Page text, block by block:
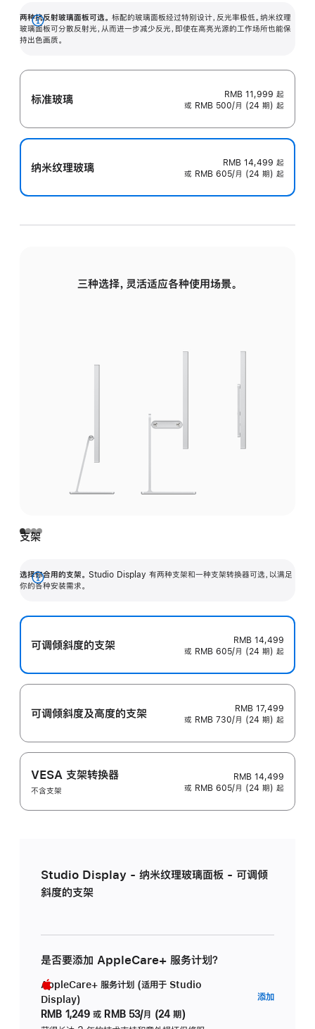
两种抗反射玻璃面板可选。 标配的玻璃面板经过特别设计，反光率极低。纳米纹理
玻璃面板可分散反射光，从而进一步减少反光，即使在高亮光源的工作场所也能保
持出色画质。
展
开
标准玻璃 RMB 11,999 起
或 RMB 500/月 (24 期) 起
纳米纹理玻璃 RMB 14,499 起
或 RMB 605/月 (24 期) 起
三种选择，灵活适应各种使用场景。
支架
选择你合用的支架。 Studio Display 有两种支架和一种支架转换器可选，以满足
你的各种安装需求。
展
可调倾斜度的支架
RMB 14,499
或 RMB 605/月 (24 期) 起
可调倾斜度及高‍度的支‍架
RMB 17,499
或 RMB 730/月 (24 期) 起
VESA 支架转换器
不含支架
RMB 14,499
或 RMB 605/月 (24 期) 起
Studio Display - 纳米纹理玻璃面板 - 可调倾
斜度的支架
是否要添加 AppleCare+ 服务计划？
AppleCare+ 服务计划 (适用于 Studio
Display)
RMB 1,249 或 RMB 53/月 (24 期)
添加